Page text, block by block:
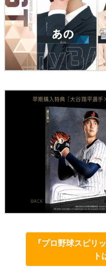
『プロ野球スピリ
ト